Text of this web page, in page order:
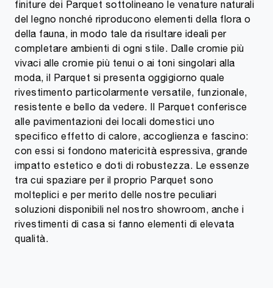
finiture dei Parquet sottolineano le venature naturali
del legno nonché riproducono elementi della flora o
della fauna, in modo tale da risultare ideali per
completare ambienti di ogni stile. Dalle cromie più
vivaci alle cromie più tenui o ai toni singolari alla
moda, il Parquet si presenta oggigiorno quale
rivestimento particolarmente versatile, funzionale,
resistente e bello da vedere. Il Parquet conferisce
alle pavimentazioni dei locali domestici uno
specifico effetto di calore, accoglienza e fascino:
con essi si fondono matericità espressiva, grande
impatto estetico e doti di robustezza. Le essenze
tra cui spaziare per il proprio Parquet sono
molteplici e per merito delle nostre peculiari
soluzioni disponibili nel nostro showroom, anche i
rivestimenti di casa si fanno elementi di elevata
qualità.